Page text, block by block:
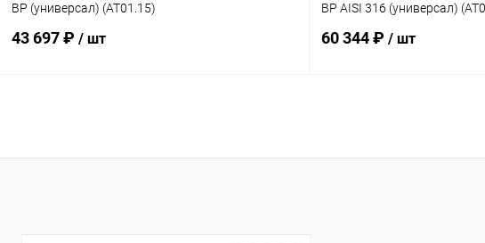
ВР (универсал) (AT01.15)
43 697 ₽ / шт
В избранное
ВР AISI 316 (универсал)
60 344 ₽ / шт
В избранное